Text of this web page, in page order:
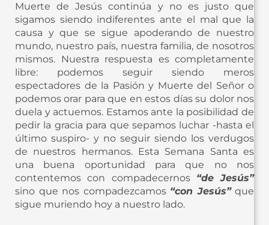
Muerte de Jesús continúa y no es justo que
sigamos siendo indiferentes ante el mal que la
causa y que se sigue apoderando de nuestro
mundo, nuestro país, nuestra familia, de nosotros
mismos. Nuestra respuesta es completamente
libre: podemos seguir siendo meros
espectadores de la Pasión y Muerte del Señor o
podemos orar para que en estos días su dolor nos
duela y actuemos. Estamos ante la posibilidad de
pedir la gracia para que sepamos luchar -hasta el
último suspiro- y no seguir siendo los verdugos
de nuestros hermanos. Esta Semana Santa es
una buena oportunidad para que no nos
contentemos con compadecernos “de Jesús”
sino que nos compadezcamos “con Jesús”que
sigue muriendo hoy a nuestro lado.